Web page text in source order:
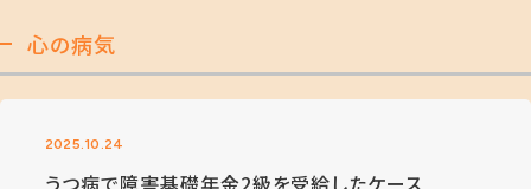
心の病気
2025.10.24
うつ病で障害基礎年金2級を受給したケース